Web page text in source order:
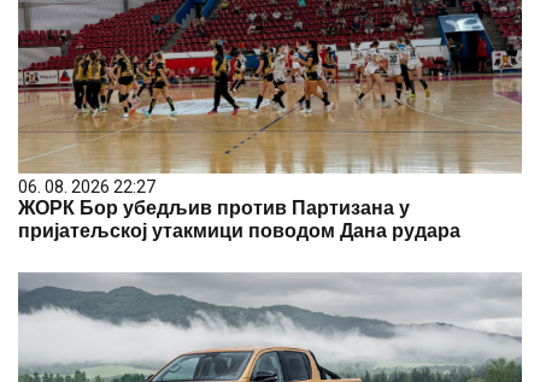
06. 08. 2026 22:27
ЖОРК Бор убедљив против Партизана у
пријатељској утакмици поводом Дана рудара